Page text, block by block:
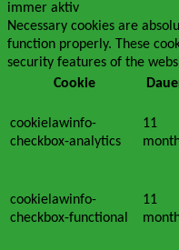
immer aktiv
Necessary cookies are
function properly. These
security features of the
Cookie
cookielawinfo-
checkbox-analytics
11
cookielawinfo-
checkbox-functional
11